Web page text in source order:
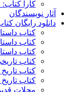
کارا
آثار نویسندگان
دانلود رایگان
کتاب
کتاب
کتاب
کتاب
کتاب تاریخ
کتاب
مجلات